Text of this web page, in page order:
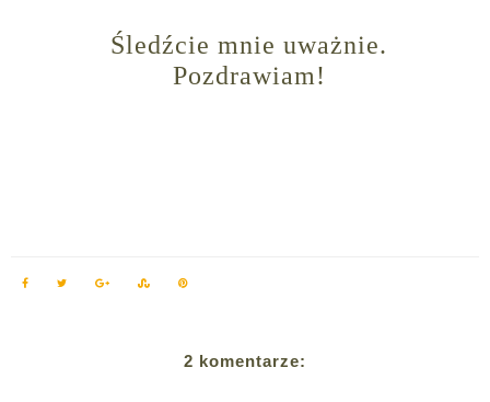
Śledźcie mnie uważnie.
Pozdrawiam!
2 komentarze: